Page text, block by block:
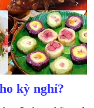
kỳ nghỉ?